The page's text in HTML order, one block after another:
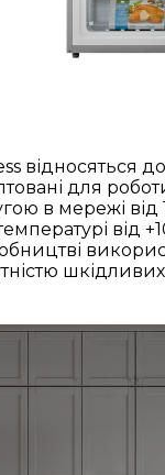
відносяться
для
в мережі від
від